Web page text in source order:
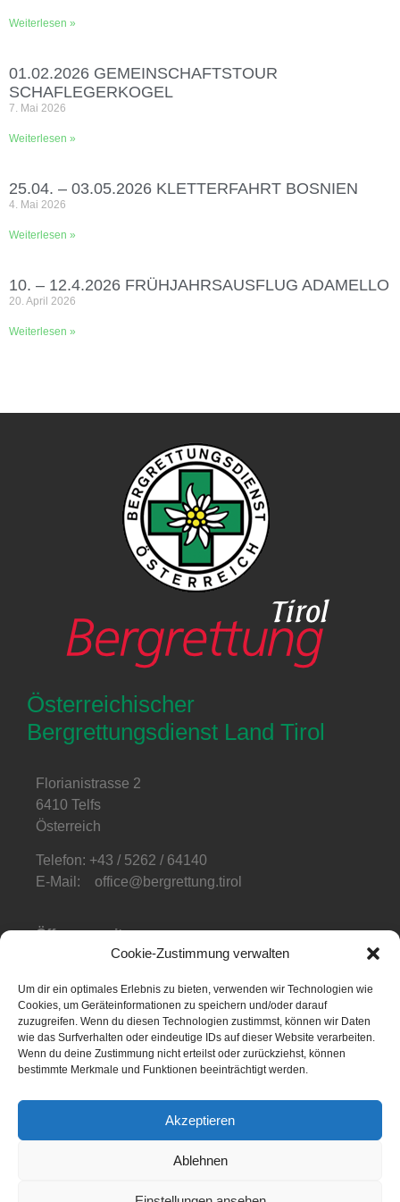
Cookie-Zustimmung verwalten
Um dir ein optimales Erlebnis zu bieten, verwenden wir Technologien wie
Cookies, um Geräteinformationen zu speichern und/oder darauf
zuzugreifen. Wenn du diesen Technologien zustimmst, können wir Daten
wie das Surfverhalten oder eindeutige IDs auf dieser Website verarbeiten.
Wenn du deine Zustimmung nicht erteilst oder zurückziehst, können
bestimmte Merkmale und Funktionen beeinträchtigt werden.
Akzeptieren
Ablehnen
Weiterlesen »
01.02.2026 GEMEINSCHAFTSTOUR
SCHAFLEGERKOGEL
7. Mai 2026
Weiterlesen »
25.04. – 03.05.2026 KLETTERFAHRT BOSNIEN
4. Mai 2026
Weiterlesen »
10. – 12.4.2026 FRÜHJAHRSAUSFLUG ADAMELLO
20. April 2026
Weiterlesen »
Österreichischer
Bergrettungsdienst Land Tirol
Florianistrasse 2
6410 Telfs
Österreich
Telefon: +43 / 5262 / 64140
E-Mail: office@bergrettung.tirol
Öffnungszeiten:
Mo-Do: 08:00-17:00
Telefonzeiten:
Mo-Fr: 08:00-12:00
NOTFALL APP